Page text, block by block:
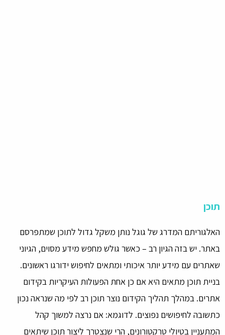
תוכן
האלגוריתם המדרג של גוגל נותן משקל גדול לתוכן שמתפרסם
באתר. יש בזה הגיון רב – כאשר גולש מחפש מידע מסוים, הגיוני
שאתרים עם מידע יותר איכותי ומתאים לחיפוש ידורגו ראשונים.
בניית תוכן מתאים היא אם כן אחת הפעולות העיקריות בקידום
אתרים. במהלך תהליך הקידום נוצר תוכן רב לפי מה שנראה נכון
כתשובה לחיפושים נפוצים. לדוגמא: אם נרצה למשוך קהל
המתעניין בטיולי טרקטורונים, הרי שנצטרך ליצור תוכן שיתאים